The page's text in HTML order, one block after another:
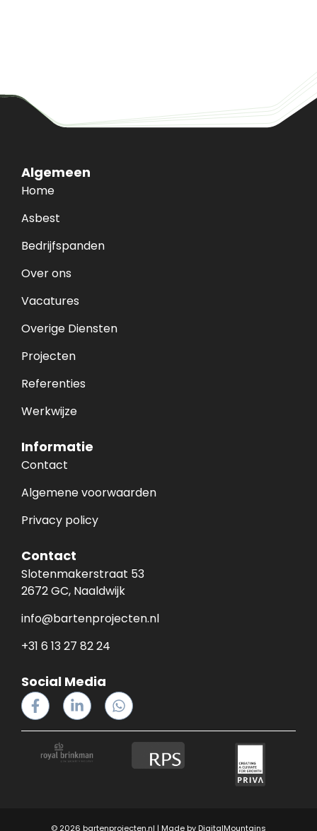
Algemeen
Home
Asbest
Bedrijfspanden
Over ons
Vacatures
Overige Diensten
Projecten
Referenties
Werkwijze
Informatie
Contact
Algemene voorwaarden
Privacy policy
Contact
Slotenmakerstraat 53
2672 GC, Naaldwijk
info@bartenprojecten.nl
+31 6 13 27 82 24
Social Media
© 2026 bartenprojecten.nl | Made by DigitalMountains